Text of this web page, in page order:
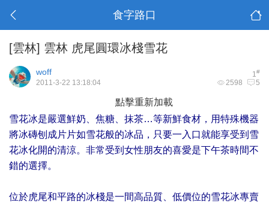
食字路口
[雲林] 雲林 虎尾圓環冰棧雪花
1#
woff
2598 5
2011-3-22 13:18:04
點擊重新加載
雪花冰是嚴選鮮奶、焦糖、抹茶…等新鮮食材，用特殊機器
將冰磚刨成片片如雪花般的冰品，只要一入口就能享受到雪
花冰化開的清涼。非常受到女性朋友的喜愛是下午茶時間不
錯的選擇。
位於虎尾和平路的冰棧是一間高品質、低價位的雪花冰專賣